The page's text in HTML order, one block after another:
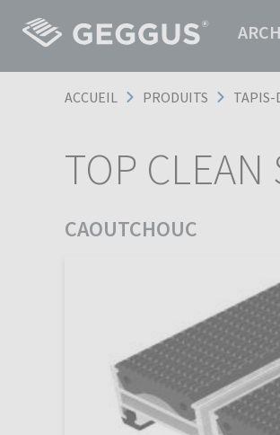
ACCUEIL PRODUITS TAPIS-
TOP CLEAN
CAOUTCHOUC